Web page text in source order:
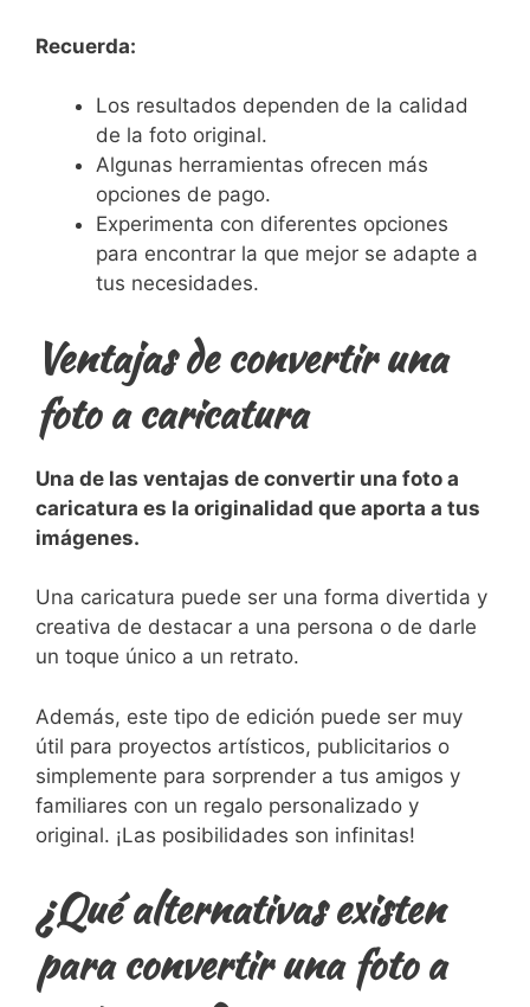
Recuerda:
Los resultados dependen de la calidad
de la foto original.
Algunas herramientas ofrecen más
opciones de pago.
Experimenta con diferentes opciones
para encontrar la que mejor se adapte a
tus necesidades.
Ventajas de convertir una
foto a caricatura
Una ⁢de las ventajas de convertir una foto a
caricatura es ‌la originalidad que aporta a tus
imágenes.
Una caricatura puede ser ​una forma divertida y
⁤creativa de destacar a una persona ⁢o de darle
un toque único a⁢ un ‍retrato.
Además, este tipo de edición puede ser muy
útil para proyectos artísticos, publicitarios o
simplemente para sorprender a⁢ tus amigos y
familiares con un regalo personalizado y
original. ¡Las ⁤posibilidades son infinitas!
¿Qué alternativas existen
para convertir una foto a‌